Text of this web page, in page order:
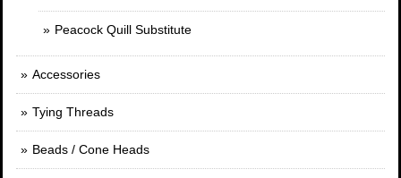
Peacock Quill Substitute
Accessories
Tying Threads
Beads / Cone Heads